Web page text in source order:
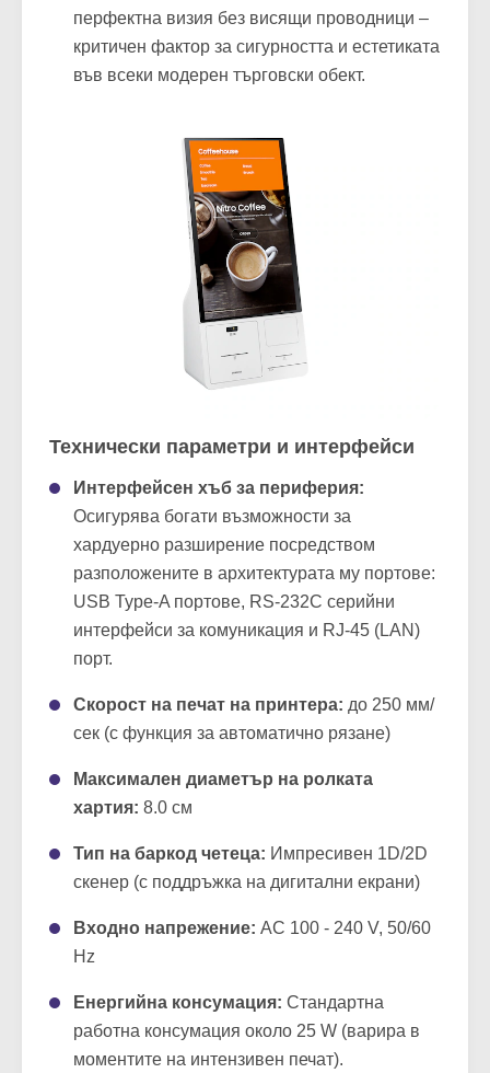
перфектна визия без висящи проводници –
критичен фактор за сигурността и естетиката
във всеки модерен търговски обект.
Технически параметри и интерфейси
Интерфейсен хъб за периферия:
Осигурява богати възможности за
хардуерно разширение посредством
разположените в архитектурата му портове:
USB Type-A портове, RS-232C серийни
интерфейси за комуникация и RJ-45 (LAN)
порт.
Скорост на печат на принтера: до 250 мм/
сек (с функция за автоматично рязане)
Максимален диаметър на ролката
хартия: 8.0 см
Тип на баркод четеца: Импресивен 1D/2D
скенер (с поддръжка на дигитални екрани)
Входно напрежение: AC 100 - 240 V, 50/60
Hz
Енергийна консумация: Стандартна
работна консумация около 25 W (варира в
моментите на интензивен печат).